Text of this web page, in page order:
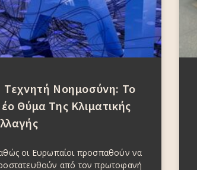
Τεχνητή Νοημοσύνη: Το
Θύμα Της Κλιματικής
οι Ευρωπαίοι προσπαθούν να
από τον πρωτοφανή